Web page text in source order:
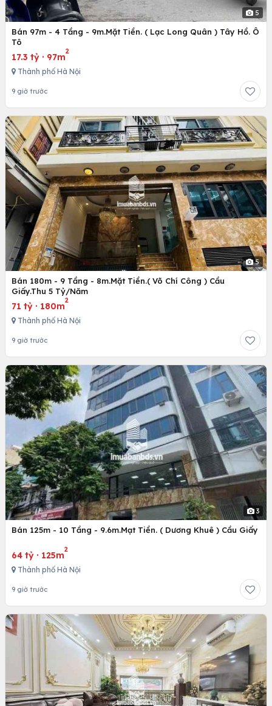
5
Bán 97m - 4 Tầng - 9m.Mặt Tiền. ( Lạc Long Quân ) Tây Hồ. Ô
Tô
17.3 tỷ · 97m
2
Thành phố Hà Nội
9 giờ trước
5
Bán 180m - 9 Tầng - 8m.Mặt Tiền.( Võ Chí Công ) Cầu
Giấy.Thu 5 Tỷ/Năm
71 tỷ · 180m
2
Thành phố Hà Nội
9 giờ trước
3
Bán 125m - 10 Tầng - 9.6m.Mạt Tiền. ( Dương Khuê ) Cầu Giấy
64 tỷ · 125m
2
Thành phố Hà Nội
9 giờ trước